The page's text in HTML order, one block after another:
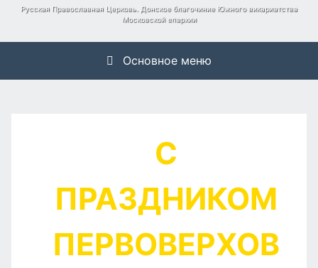
Русская Православная Церковь. Донское благочиние Южного викариатства
Московской епархии
Основное меню
С
ПРАЗДНИКОМ
ПЕРВОВЕРХОВ